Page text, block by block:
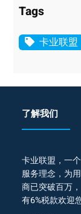
Tags
卡业联盟
了解我们
卡业联盟，一
服务理念，为
商已突破百万
有6%税款欢迎